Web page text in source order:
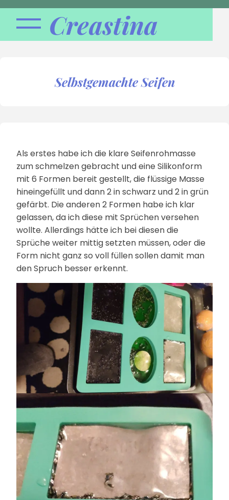
Creastina
Selbstgemachte Seifen
Als erstes habe ich die klare Seifenrohmasse
zum schmelzen gebracht und eine Silikonform
mit 6 Formen bereit gestellt, die flüssige Masse
hineingefüllt und dann 2 in schwarz und 2 in grün
gefärbt. Die anderen 2 Formen habe ich klar
gelassen, da ich diese mit Sprüchen versehen
wollte. Allerdings hätte ich bei diesen die
Sprüche weiter mittig setzten müssen, oder die
Form nicht ganz so voll füllen sollen damit man
den Spruch besser erkennt.